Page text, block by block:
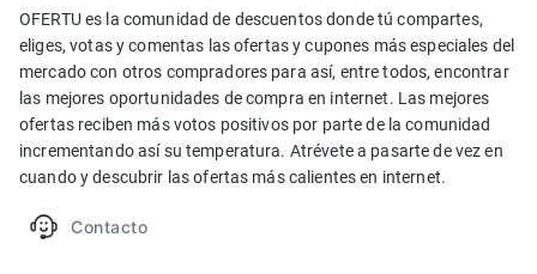
OFERTU es la comunidad de descuentos donde tú compartes,
eliges, votas y comentas las ofertas y cupones más especiales del
mercado con otros compradores para así, entre todos, encontrar
las mejores oportunidades de compra en internet. Las mejores
ofertas reciben más votos positivos por parte de la comunidad
incrementando así su temperatura. Atrévete a pasarte de vez en
cuando y descubrir las ofertas más calientes en internet.
Contacto